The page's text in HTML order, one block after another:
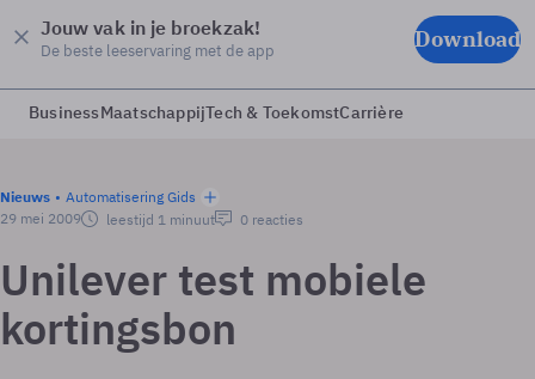
Jouw vak in je broekzak!
De beste leeservaring met de app Download
BusinessMaatschappijTech & ToekomstCarrière
Nieuws
Automatisering Gids
29 mei 2009
leestijd 1 minuut 0 reacties
Unilever test mobiele
kortingsbon